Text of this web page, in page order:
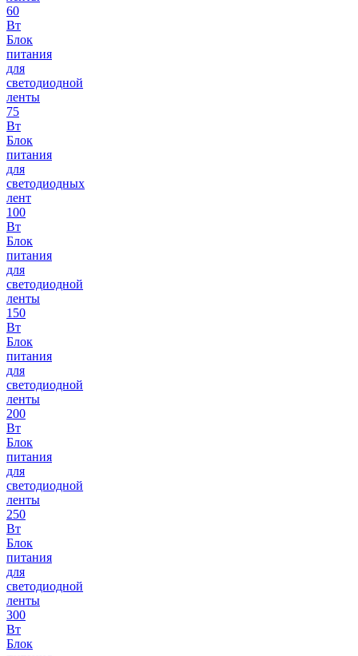
60
Вт
Блок
питания
для
светодиодной
ленты
75
Вт
Блок
питания
для
светодиодных
лент
100
Вт
Блок
питания
для
светодиодной
ленты
150
Вт
Блок
питания
для
светодиодной
ленты
200
Вт
Блок
питания
для
светодиодной
ленты
250
Вт
Блок
питания
для
светодиодной
ленты
300
Вт
Блок